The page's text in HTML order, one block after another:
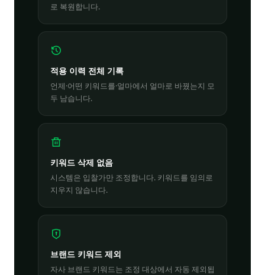
로 복원합니다.
적용 이력 전체 기록
언제·어떤 키워드를·얼마에서 얼마로 바꿨는지 모
두 남습니다.
키워드 삭제 없음
시스템은 입찰가만 조정합니다. 키워드를 임의로
지우지 않습니다.
브랜드 키워드 제외
자사 브랜드 키워드는 조정 대상에서 자동 제외됩